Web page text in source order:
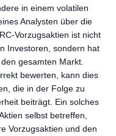
in einem volatilen
Analysten über die
Vorzugsaktien ist nicht
Investoren, sondern hat
gesamten Markt.
bewerten, kann dies
die in der Folge zu
beiträgt. Ein solches
selbst betreffen,
Vorzugsaktien und den